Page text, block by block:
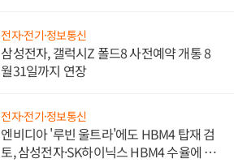
전자·전기·정보통신
삼성전자, 갤럭시Z 폴드8 사전예약 개통 8
월31일까지 연장
전자·전기·정보통신
엔비디아 '루빈 울트라'에도 HBM4 탑재 검
토, 삼성전자·SK하이닉스 HBM4 수율에 주